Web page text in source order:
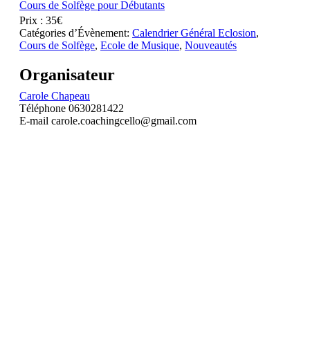
Cours de Solfège pour Débutants
Prix : 35€
Catégories d’Évènement: Calendrier Général Eclosion,
Cours de Solfège, Ecole de Musique, Nouveautés
Organisateur
Carole Chapeau
Téléphone 0630281422
E-mail carole.coachingcello@gmail.com